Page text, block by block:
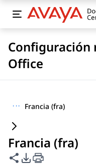
Configuración
Office
··· Francia (fra)
Francia (fra)
Compartir esta
Opciones de